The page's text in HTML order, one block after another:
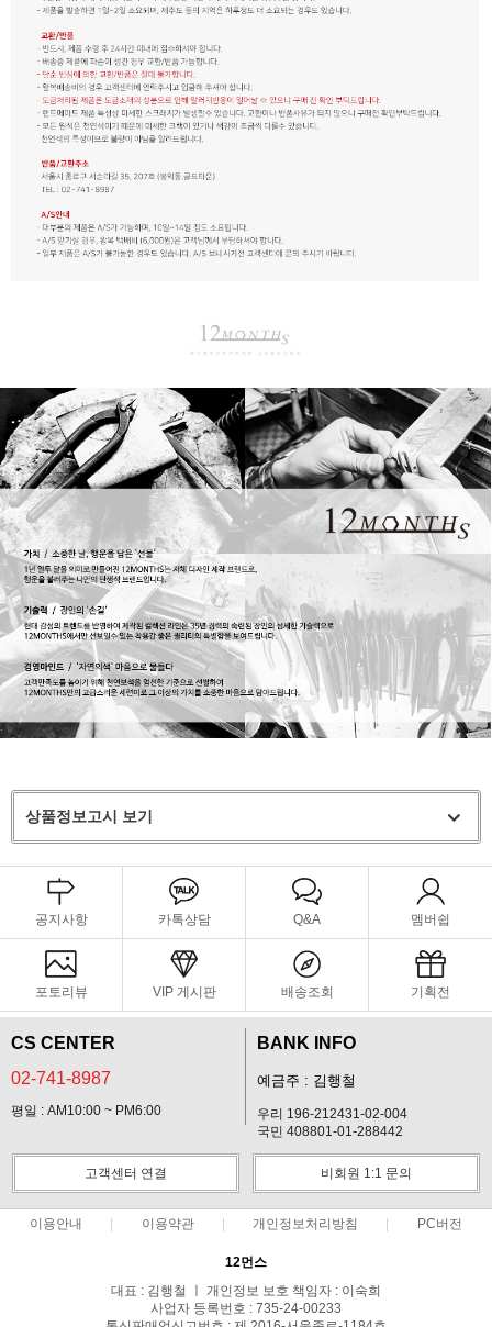
상품정보고시 보기
공지사항 카톡상담 Q&A 멤버쉽
포토리뷰 VIP 게시판 배송조회 기획전
CS CENTER
02-741-8987
평일 : AM10:00 ~ PM6:00
BANK INFO
예금주 : 김행철
우리 196-212431-02-004
국민 408801-01-288442
고객센터 연결 비회원 1:1 문의
이용안내 이용약관 개인정보처리방침 PC버전
12먼스
대표 : 김행철 ㅣ 개인정보 보호 책임자 : 이숙희
사업자 등록번호 : 735-24-00233